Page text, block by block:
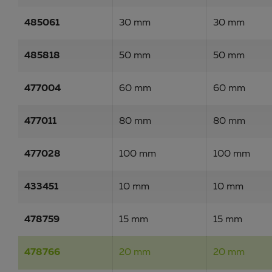
485061 30 mm 30 mm
485818 50 mm 50 mm
477004 60 mm 60 mm
477011 80 mm 80 mm
477028 100 mm 100 mm
433451 10 mm 10 mm
478759 15 mm 15 mm
478766 20 mm 20 mm